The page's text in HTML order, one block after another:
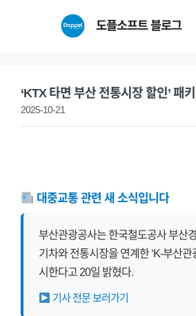
도플소프트 블로그
‘KTX 타면 부산 전통시장 할인’ 패
2025-10-21
대중교통 관련 새 소식입니다
부산관광공사는 한국철도공사 부산
기차와 전통시장을 연계한 ‘K-부산관
시한다고 20일 밝혔다.
기사 전문 보러가기